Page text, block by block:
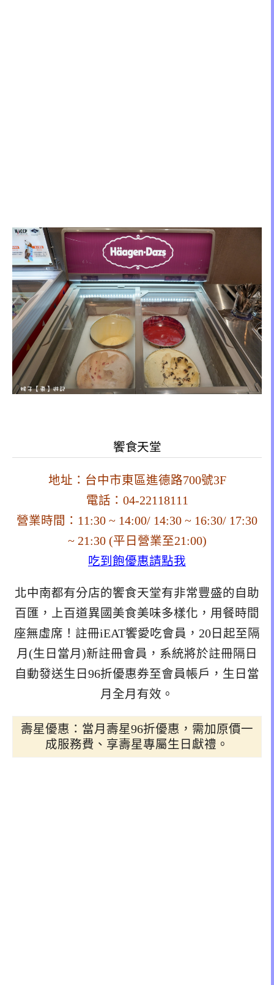
饗食天堂
地址：台中市東區進德路700號3F
電話：04-22118111
營業時間：11:30 ~ 14:00/ 14:30 ~ 16:30/ 17:30
~ 21:30 (平日營業至21:00)
吃到飽優惠請點我
北中南都有分店的饗食天堂有非常豐盛的自助
百匯，上百道異國美食美味多樣化，用餐時間
座無虛席！註冊iEAT饗愛吃會員，20日起至隔
月(生日當月)新註冊會員，系統將於註冊隔日
自動發送生日96折優惠券至會員帳戶，生日當
月全月有效。
壽星優惠：當月壽星96折優惠，需加原價一
成服務費、享壽星專屬生日獻禮。